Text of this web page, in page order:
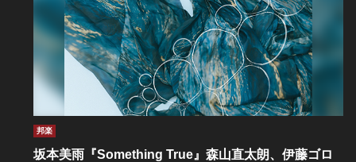
邦楽
坂本美雨『Something True』森山直太朗、伊藤ゴロ